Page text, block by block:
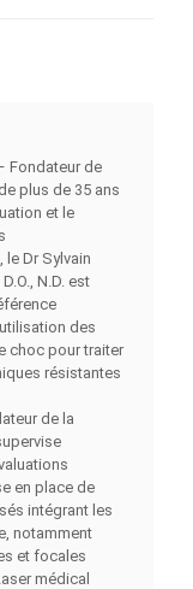
Fondateur de
plus de 35 ans
et le
Dr Sylvain
N.D. est
des
choc pour traiter
résistantes
de la
en place de
intégrant les
notamment
et focales
médical